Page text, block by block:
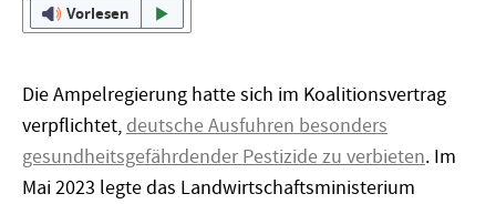
Vorlesen
Die Ampelregierung hatte sich im Koalitionsvertrag
verpflichtet, deutsche Ausfuhren besonders
gesundheitsgefährdender Pestizide zu verbieten. Im
Mai 2023 legte das Landwirtschaftsministerium